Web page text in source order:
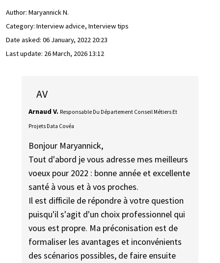
Author: Maryannick N.
Category: Interview advice, Interview tips
Date asked: 06 January, 2022 20:23
Last update: 26 March, 2026 13:12
AV
Arnaud V. Responsable Du Département Conseil Métiers Et
Projets Data Covéa
Bonjour Maryannick,
Tout d'abord je vous adresse mes meilleurs
voeux pour 2022 : bonne année et excellente
santé à vous et à vos proches.
Il est difficile de répondre à votre question
puisqu'il s'agit d'un choix professionnel qui
vous est propre. Ma préconisation est de
formaliser les avantages et inconvénients
des scénarios possibles, de faire ensuite